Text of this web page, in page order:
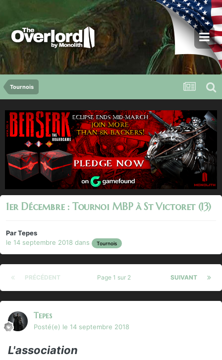
Tournois
1er Décembre : Tournoi MBP à St Victoret (13)
ParTepes
le 14 septembre 2018 dans Tournois
PRÉCÉDENT SUIVANT
Page 1 sur 2
Tepes
Posté(e) le 14 septembre 2018
L'association